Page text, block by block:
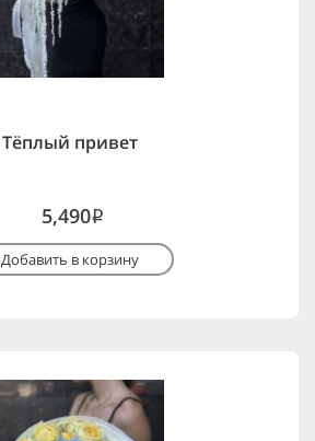
Тёплый привет
5,490i
Добавить в корзину